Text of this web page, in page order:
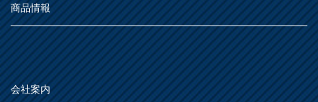
トタン屋根
セメント・ベスト瓦屋根
木部
プラスチック製品
外壁・塀
室内壁・天井
ビニール壁紙・石膏ボード
砂壁・繊維壁
コンクリート・モルタル壁
水性多用途
室内壁・浴室
鉄部・木部・アルミ(油性)
か
さ
た
雨天
木に塗る
商品情報
会社案内